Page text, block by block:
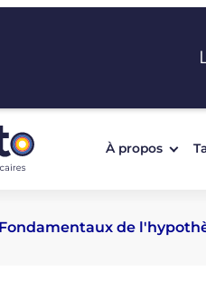
À propos
Fondamentaux de